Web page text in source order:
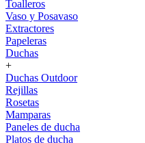
Toalleros
Vaso y Posavaso
Extractores
Papeleras
Duchas
+
Duchas Outdoor
Rejillas
Rosetas
Mamparas
Paneles de ducha
Platos de ducha